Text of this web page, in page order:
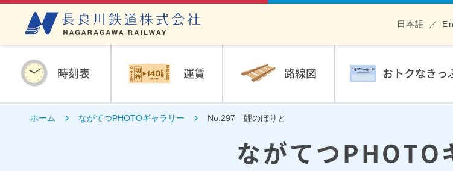
時刻表 運賃 路線図 おトクなきっ
日本語
ホーム ながてつPHOTOギャラリー No.297 鯉のぼりと
ながてつPHOTO